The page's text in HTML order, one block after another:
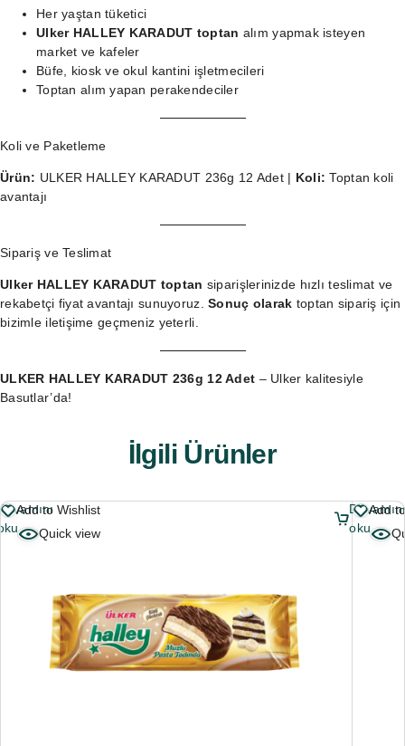
Her yaştan tüketici
Ulker HALLEY KARADUT toptan alım yapmak isteyen
market ve kafeler
Büfe, kiosk ve okul kantini işletmecileri
Toptan alım yapan perakendeciler
Koli ve Paketleme
Ürün: ULKER HALLEY KARADUT 236g 12 Adet | Koli: Toptan koli
avantajı
Sipariş ve Teslimat
Ulker HALLEY KARADUT toptan siparişlerinizde hızlı teslimat ve
rekabetçi fiyat avantajı sunuyoruz.Sonuç olarak toptan sipariş için
bizimle iletişime geçmeniz yeterli.
ULKER HALLEY KARADUT 236g 12 Adet – Ulker kalitesiyle
Basutlar’da!
İlgili Ürünler
Add to Wishlist
Quick view
Add
oku